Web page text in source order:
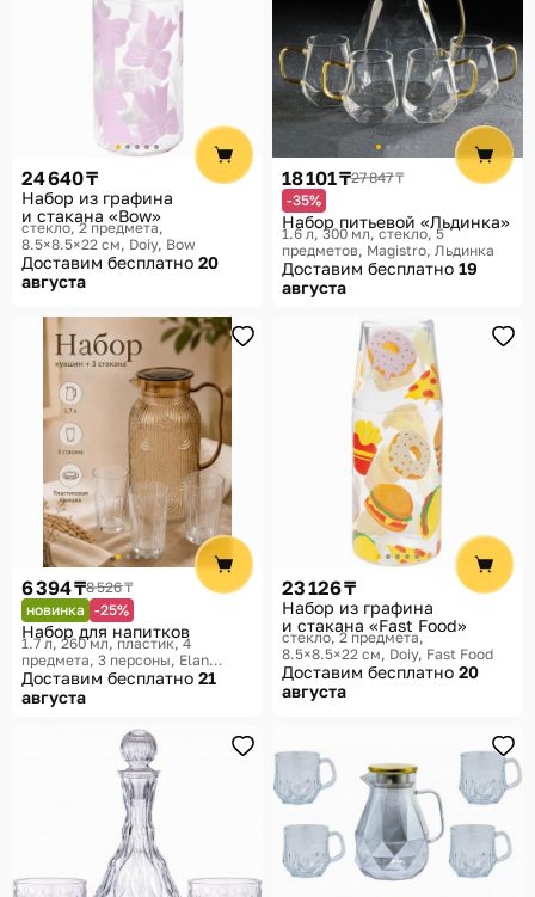
24 640 ₸
Набор из графина
и стакана «Bow»
стекло, 2 предмета,
8.5×8.5×22 см Doiy, Bow
Доставим бесплатно 20
августа
18 101 ₸27 847 ₸
-35%
Набор питьевой «Льдинка»
1.6 л, 300 мл, стекло, 5
предметов Magistro, Льдинка
Доставим бесплатно 19
августа
6 394 ₸8 526 ₸
новинка -25%
Набор для напитков
1.7 л, 260 мл, пластик, 4
предмета, 3 персоны Elan
Gallery
Доставим бесплатно 21
августа
23 126 ₸
Набор из графина
и стакана «Fast Food»
стекло, 2 предмета,
8.5×8.5×22 см Doiy, Fast Food
Доставим бесплатно 20
августа